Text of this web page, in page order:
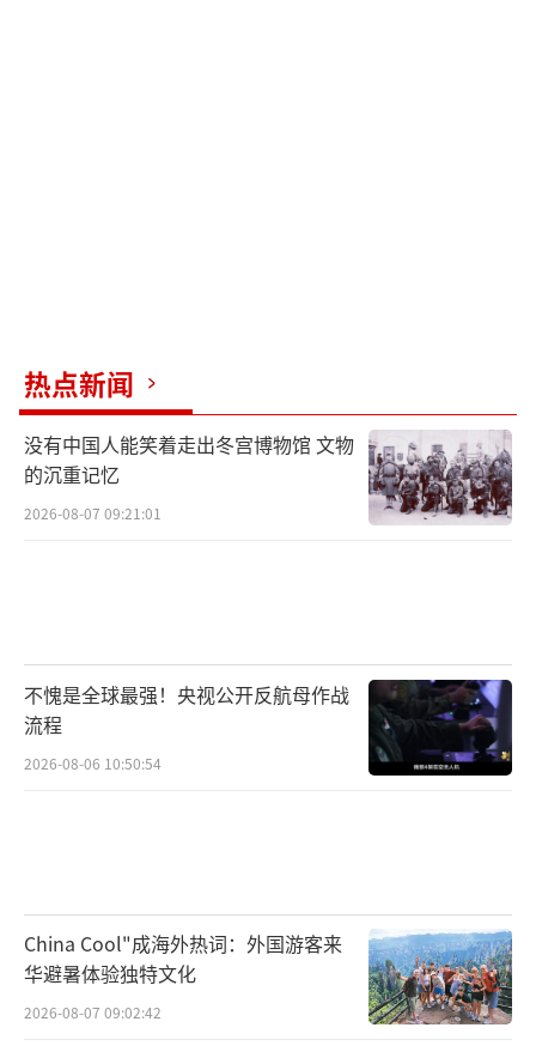
热点新闻
没有中国人能笑着走出冬宫博物馆 文物
的沉重记忆
2026-08-07 09:21:01
不愧是全球最强！央视公开反航母作战
流程
2026-08-06 10:50:54
China Cool"成海外热词：外国游客来
华避暑体验独特文化
2026-08-07 09:02:42